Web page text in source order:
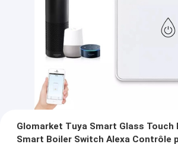
Glomarket Tuya Smart Glass Touch
Smart Boiler Switch Alexa Contrôle